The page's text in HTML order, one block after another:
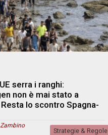
serra i ranghi:
non è mai stato a
lo scontro Spagna-
Strategie & Regole